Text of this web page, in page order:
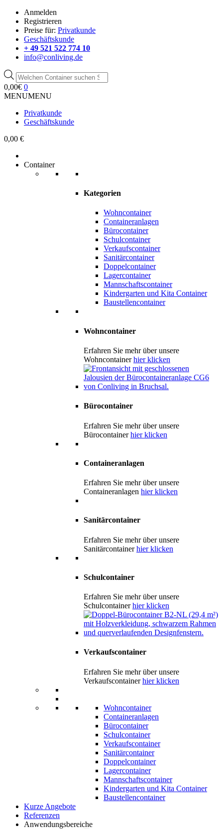
Anmelden
Registrieren
Preise für: Privatkunde
Geschäftskunde
+ 49 521 522 774 10
info@conliving.de
Products
search
0,00€ 0
MENUMENU
Privatkunde
Geschäftskunde
0,00 €
Container
Kategorien
Wohncontainer
Containeranlagen
Bürocontainer
Schulcontainer
Verkaufscontainer
Sanitärcontainer
Doppelcontainer
Lagercontainer
Mannschaftscontainer
Kindergarten und Kita Container
Baustellencontainer
Wohncontainer
Erfahren Sie mehr über unsere
Wohncontainerhier klicken
Bürocontainer
Erfahren Sie mehr über unsere
Bürocontainerhier klicken
Containeranlagen
Erfahren Sie mehr über unsere
Containeranlagen hier klicken
Sanitärcontainer
Erfahren Sie mehr über unsere
Sanitärcontainerhier klicken
Schulcontainer
Erfahren Sie mehr über unsere
Schulcontainerhier klicken
Verkaufscontainer
Erfahren Sie mehr über unsere
Verkaufscontainerhier klicken
Wohncontainer
Containeranlagen
Bürocontainer
Schulcontainer
Verkaufscontainer
Sanitärcontainer
Doppelcontainer
Lagercontainer
Mannschaftscontainer
Kindergarten und Kita Container
Baustellencontainer
Kurze Angebote
Referenzen
Anwendungsbereiche